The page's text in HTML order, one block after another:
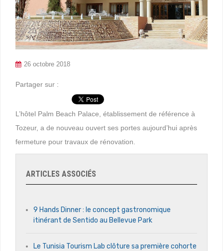
26 octobre 2018
Partager sur :
L’hôtel Palm Beach Palace, établissement de référence à
Tozeur, a de nouveau ouvert ses portes aujourd’hui après
fermeture pour travaux de rénovation.
ARTICLES ASSOCIÉS
9 Hands Dinner : le concept gastronomique
itinérant de Sentido au Bellevue Park
Le Tunisia Tourism Lab clôture sa première cohorte